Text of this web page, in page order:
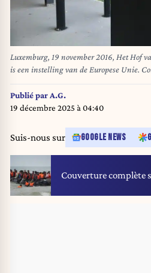
Luxemburg, 19 november 2016, Het Hof
is een instelling van de Europese Unie.
Union. Cour de justice de l'Union europeenne ( CJUE ) Hoofdingang
entree Erasmus Kirchberg Luxembourg Luxemburg Buitenland vestiging /
Tribunal ( Union europŽenne ) juridisch
Publié parA.G.
19 décembre 2025 à 04:40
Suis-nous sur GOOGLE NEWS
Couverture complète